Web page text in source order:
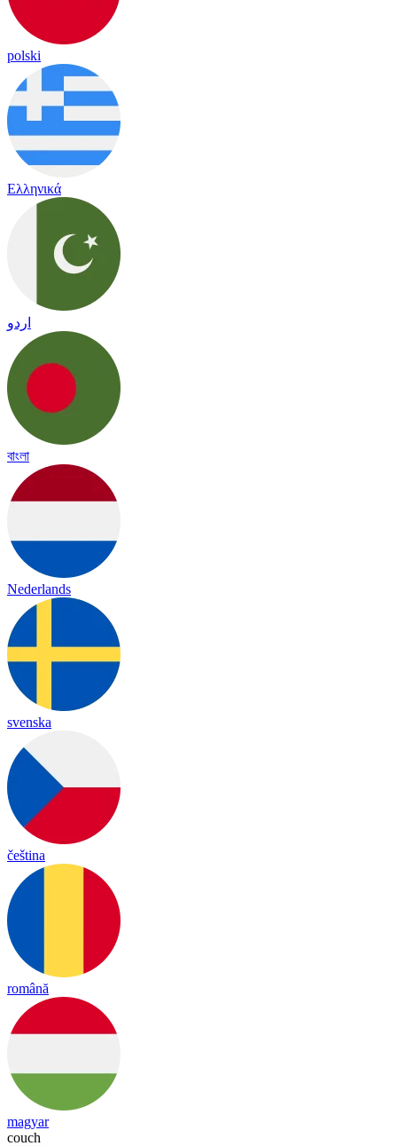
polski
Ελληνικά
اردو
বাংলা
Nederlands
svenska
čeština
română
magyar
couch